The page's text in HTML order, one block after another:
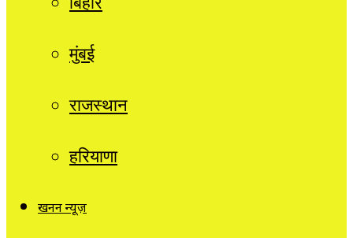
मुंबई
राजस्थान
हरियाणा
खनन न्यूज़